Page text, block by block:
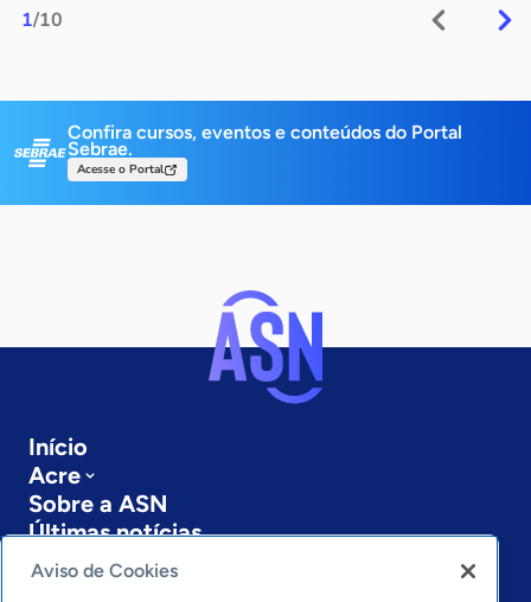
1/10
Confira cursos, eventos e conteúdos do Portal
Sebrae.
Acesse o Portal
Início
Acre
Sobre a ASN
Últimas notícias
Entre em contato
Aviso de Cookies